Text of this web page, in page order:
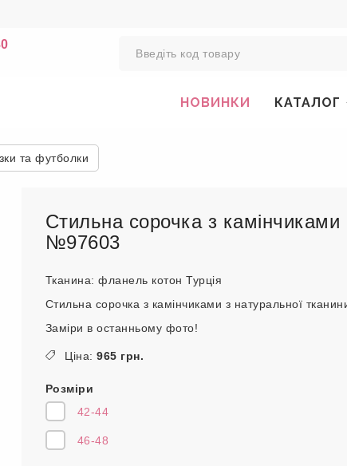
НОВИНКИ КАТАЛОГ
та футболки
Стильна сорочка з камінчиками
№97603
Тканина: фланель котон Турція
Стильна сорочка з камінчиками з натуральної
Заміри в останньому фото!
Ціна: 965 грн.
Розміри
42-44
46-48